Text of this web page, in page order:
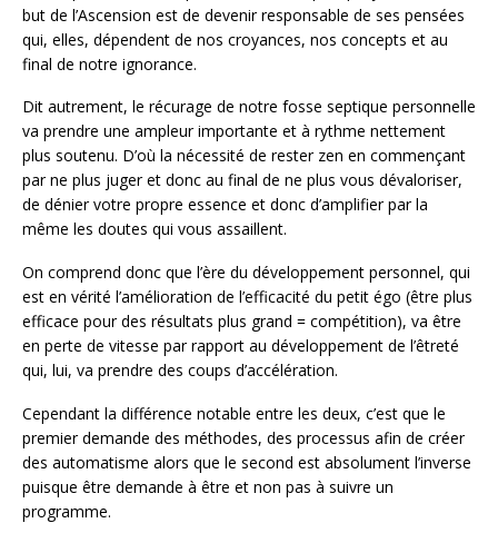
but de l’Ascension est de devenir responsable de ses pensées
qui, elles, dépendent de nos croyances, nos concepts et au
final de notre ignorance.
Dit autrement, le récurage de notre fosse septique personnelle
va prendre une ampleur importante et à rythme nettement
plus soutenu. D’où la nécessité de rester zen en commençant
par ne plus juger et donc au final de ne plus vous dévaloriser,
de dénier votre propre essence et donc d’amplifier par la
même les doutes qui vous assaillent.
On comprend donc que l’ère du développement personnel, qui
est en vérité l’amélioration de l’efficacité du petit égo (être plus
efficace pour des résultats plus grand = compétition), va être
en perte de vitesse par rapport au développement de l’êtreté
qui, lui, va prendre des coups d’accélération.
Cependant la différence notable entre les deux, c’est que le
premier demande des méthodes, des processus afin de créer
des automatisme alors que le second est absolument l’inverse
puisque être demande à être et non pas à suivre un
programme.